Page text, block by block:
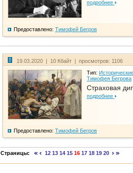
подробнее
Предоставлено: Тимофей Бегров
19.03.2020 | 10 Кбайт | просмотров: 1106
Тип:
Тимофея Бегрова
Страховая
подробнее
Предоставлено: Тимофей Бегров
Страницы: 12 13 14 15 16 17 18 19 20